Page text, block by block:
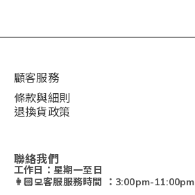
顧客服務
條款與細則
退換貨政策
聯絡我們
工作日：星期一至日
👩🏻‍💻客服服務時間 ：3:00pm-11:00pm